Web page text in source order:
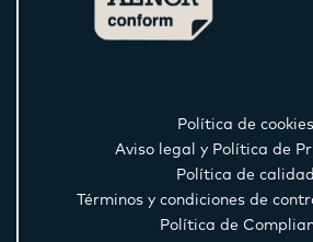
Política de cookies
Aviso legal y Política de
Política de calidad
Términos y condiciones de
Política de